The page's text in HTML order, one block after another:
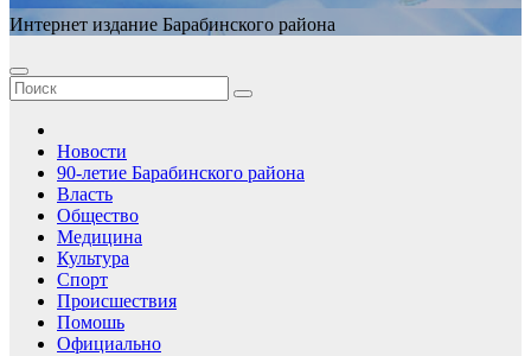
Интернет издание Барабинского района
Новости
90-летие Барабинского района
Власть
Общество
Медицина
Культура
Спорт
Происшествия
Помошь
Официально